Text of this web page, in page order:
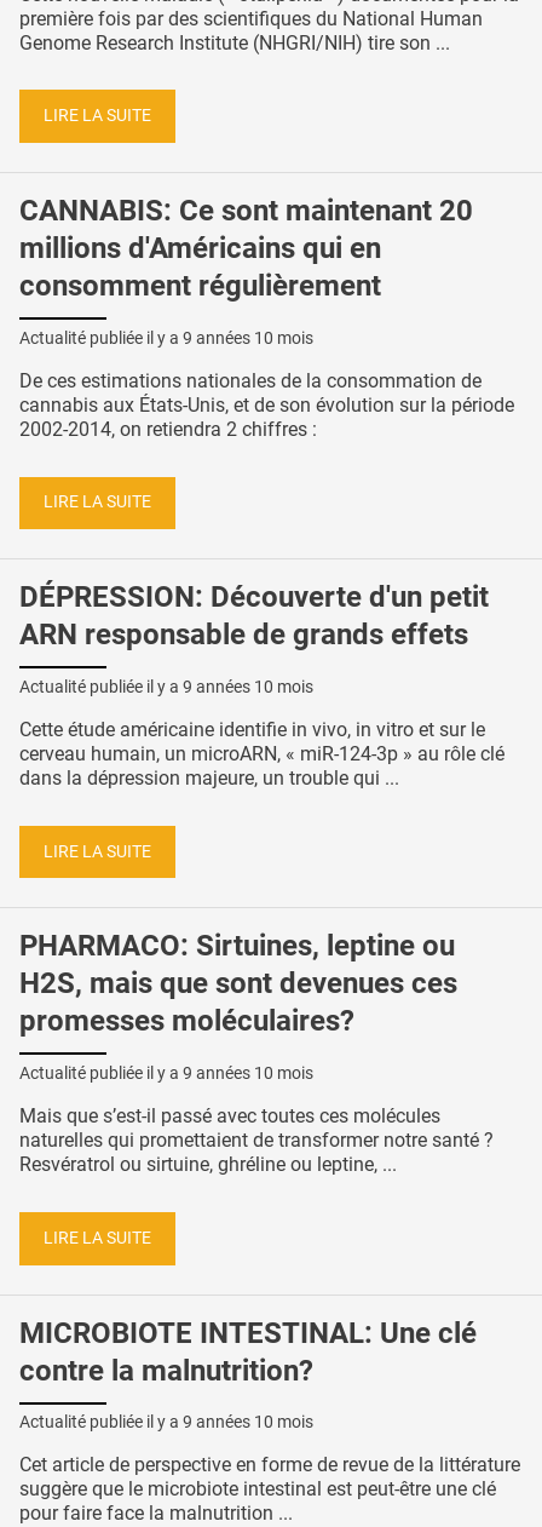
première fois par des scientifiques du National Human
Genome Research Institute (NHGRI/NIH) tire son ...
LIRE LA SUITE
CANNABIS: Ce sont maintenant 20
millions d'Américains qui en
consomment régulièrement
Actualité publiée il y a 9 années 10 mois
De ces estimations nationales de la consommation de
cannabis aux États-Unis, et de son évolution sur la période
2002-2014, on retiendra 2 chiffres :
LIRE LA SUITE
DÉPRESSION: Découverte d'un petit
ARN responsable de grands effets
Actualité publiée il y a 9 années 10 mois
Cette étude américaine identifie in vivo, in vitro et sur le
cerveau humain, un microARN, « miR-124-3p » au rôle clé
dans la dépression majeure, un trouble qui ...
LIRE LA SUITE
PHARMACO: Sirtuines, leptine ou
H2S, mais que sont devenues ces
promesses moléculaires?
Actualité publiée il y a 9 années 10 mois
Mais que s’est-il passé avec toutes ces molécules
naturelles qui promettaient de transformer notre santé ?
Resvératrol ou sirtuine, ghréline ou leptine, ...
LIRE LA SUITE
MICROBIOTE INTESTINAL: Une clé
contre la malnutrition?
Actualité publiée il y a 9 années 10 mois
Cet article de perspective en forme de revue de la littérature
suggère que le microbiote intestinal est peut-être une clé
pour faire face la malnutrition ...